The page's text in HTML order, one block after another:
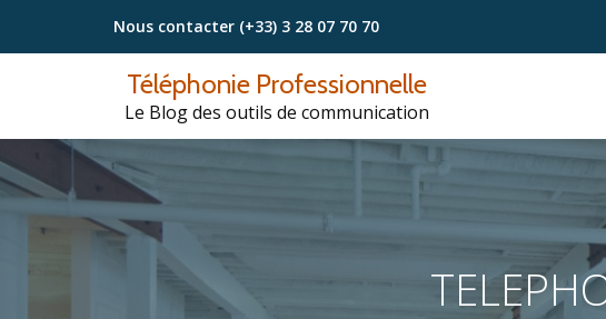
Aller
Nous contacter (+33) 3 28 07 70 70
Téléphonie Professionnelle
Le Blog des outils de communication